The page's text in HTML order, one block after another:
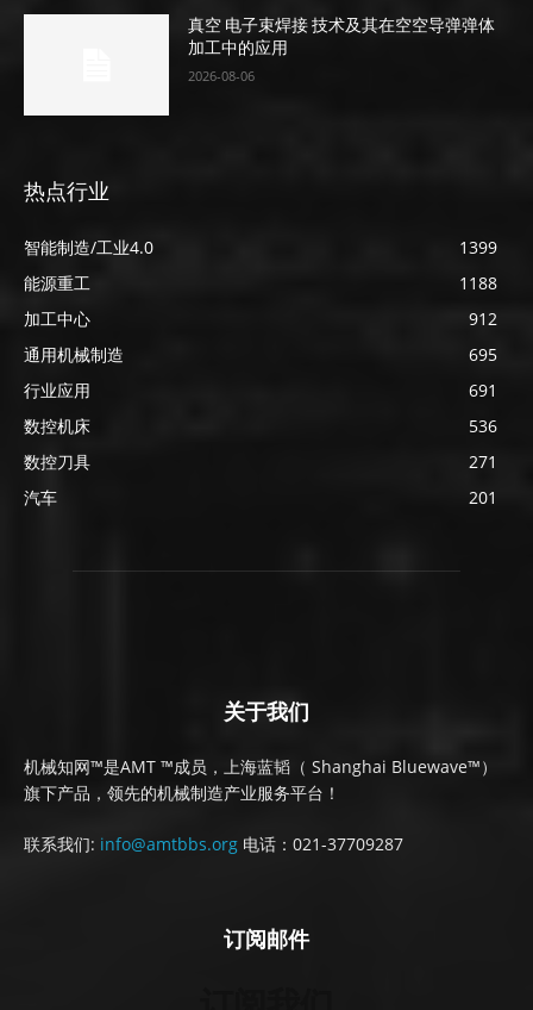
真空 电子束焊接 技术及其在空空导弹弹体
加工中的应用
2026-08-06
热点行业
智能制造/工业4.0
1399
能源重工
1188
加工中心
912
通用机械制造
695
行业应用
691
数控机床
536
数控刀具
271
汽车
201
关于我们
机械知网™是AMT ™成员，上海蓝韬（ Shanghai Bluewave™）
旗下产品，领先的机械制造产业服务平台！
联系我们: info@amtbbs.org 电话：021-37709287
订阅邮件